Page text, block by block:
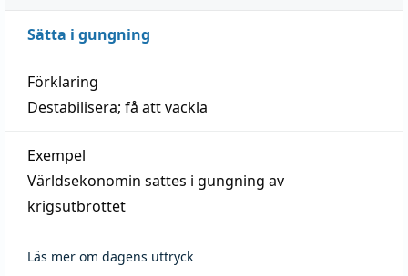
Sätta i gungning
Förklaring
Destabilisera; få att vackla
Exempel
Världsekonomin sattes i gungning av
krigsutbrottet
Läs mer om dagens uttryck